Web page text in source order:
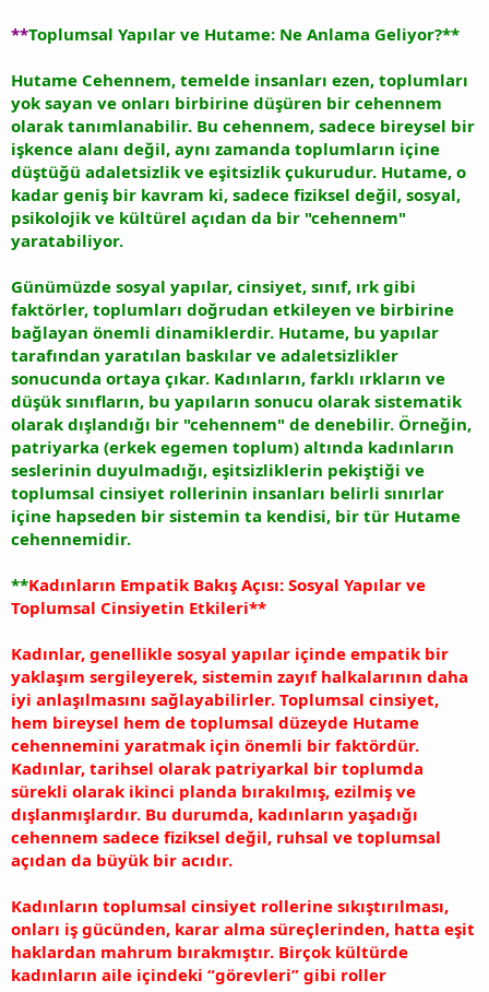
**Toplumsal Yapılar ve Hutame: Ne Anlama Geliyor?**
Hutame Cehennem, temelde insanları ezen, toplumları
yok sayan ve onları birbirine düşüren bir cehennem
olarak tanımlanabilir. Bu cehennem, sadece bireysel bir
işkence alanı değil, aynı zamanda toplumların içine
düştüğü adaletsizlik ve eşitsizlik çukurudur. Hutame, o
kadar geniş bir kavram ki, sadece fiziksel değil, sosyal,
psikolojik ve kültürel açıdan da bir "cehennem"
yaratabiliyor.
Günümüzde sosyal yapılar, cinsiyet, sınıf, ırk gibi
faktörler, toplumları doğrudan etkileyen ve birbirine
bağlayan önemli dinamiklerdir. Hutame, bu yapılar
tarafından yaratılan baskılar ve adaletsizlikler
sonucunda ortaya çıkar. Kadınların, farklı ırkların ve
düşük sınıfların, bu yapıların sonucu olarak sistematik
olarak dışlandığı bir "cehennem" de denebilir. Örneğin,
patriyarka (erkek egemen toplum) altında kadınların
seslerinin duyulmadığı, eşitsizliklerin pekiştiği ve
toplumsal cinsiyet rollerinin insanları belirli sınırlar
içine hapseden bir sistemin ta kendisi, bir tür Hutame
cehennemidir.
**Kadınların Empatik Bakış Açısı: Sosyal Yapılar ve
Toplumsal Cinsiyetin Etkileri**
Kadınlar, genellikle sosyal yapılar içinde empatik bir
yaklaşım sergileyerek, sistemin zayıf halkalarının daha
iyi anlaşılmasını sağlayabilirler. Toplumsal cinsiyet,
hem bireysel hem de toplumsal düzeyde Hutame
cehennemini yaratmak için önemli bir faktördür.
Kadınlar, tarihsel olarak patriyarkal bir toplumda
sürekli olarak ikinci planda bırakılmış, ezilmiş ve
dışlanmışlardır. Bu durumda, kadınların yaşadığı
cehennem sadece fiziksel değil, ruhsal ve toplumsal
açıdan da büyük bir acıdır.
Kadınların toplumsal cinsiyet rollerine sıkıştırılması,
onları iş gücünden, karar alma süreçlerinden, hatta eşit
haklardan mahrum bırakmıştır. Birçok kültürde
kadınların aile içindeki “görevleri” gibi roller